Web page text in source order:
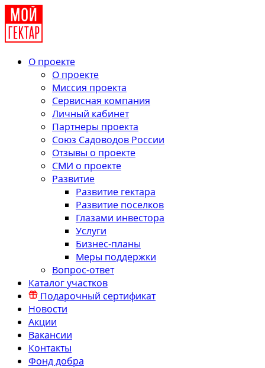
О проекте
О проекте
Миссия проекта
Сервисная компания
Личный кабинет
Партнеры проекта
Союз Садоводов России
Отзывы о проекте
СМИ о проекте
Развитие
Развитие гектара
Развитие поселков
Глазами инвестора
Услуги
Бизнес-планы
Меры поддержки
Вопрос-ответ
Каталог участков
Подарочный сертификат
Новости
Акции
Вакансии
Контакты
Фонд добра